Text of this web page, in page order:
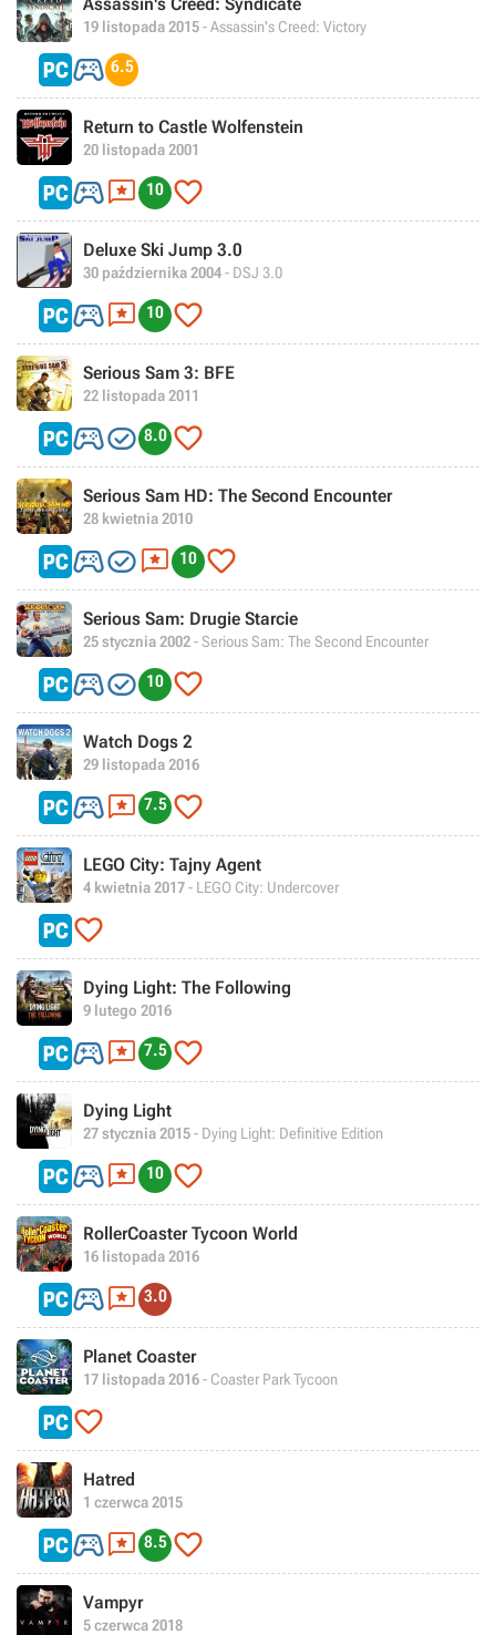
19 listopada 2015- Assassin's Creed: Victory
 6.5
Return to Castle Wolfenstein
20 listopada 2001
 10 
Deluxe Ski Jump 3.0
30 października 2004- DSJ 3.0
 10 
Serious Sam 3: BFE
22 listopada 2011
 8.0 
Serious Sam HD: The Second Encounter
28 kwietnia 2010
 10 
Serious Sam: Drugie Starcie
25 stycznia 2002- Serious Sam: The Second Encounter
 10 
Watch Dogs 2
29 listopada 2016
 7.5 
LEGO City: Tajny Agent
4 kwietnia 2017- LEGO City: Undercover

Dying Light: The Following
9 lutego 2016
 7.5 
Dying Light
27 stycznia 2015- Dying Light: Definitive Edition
 10 
RollerCoaster Tycoon World
16 listopada 2016
 3.0
Planet Coaster
17 listopada 2016- Coaster Park Tycoon

Hatred
1 czerwca 2015
 8.5 
Vampyr
5 czerwca 2018